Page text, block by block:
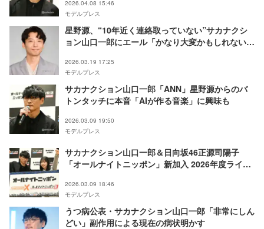
2026.04.08 15:46
モデルプレス
星野源、“10年近く連絡取っていない”サカナクシ
ョン山口一郎にエール「かなり大変かもしれないん
2026.03.19 17:25
モデルプレス
サカナクション山口一郎「ANN」星野源からのバ
トンタッチに本音「AIが作る音楽」に興味も
2026.03.09 19:50
モデルプレス
サカナクション山口一郎＆日向坂46正源司陽子
「オールナイトニッポン」新加入 2026年度ライン
2026.03.09 18:46
モデルプレス
うつ病公表・サカナクション山口一郎「非常にしん
どい」副作用による現在の病状明かす